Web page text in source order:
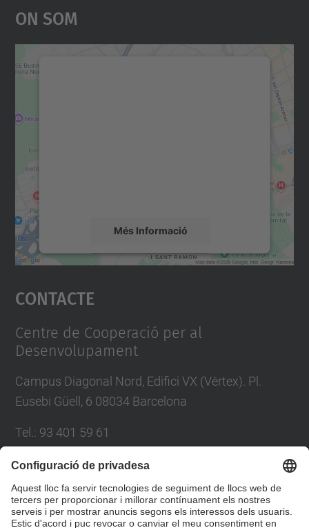
On Som
Més Informació
Accepta
powered by
Contacte
Centre de Cooperació per al
Desenvolupament
Campus Diagonal Nord, Edifici VX (Vèrtex). Pl.
Eusebi Güell, 6 08034 Barcelona
Tel. : 93 401 59 61
E-mail:info.ccd@upc.edu
Directori UPC